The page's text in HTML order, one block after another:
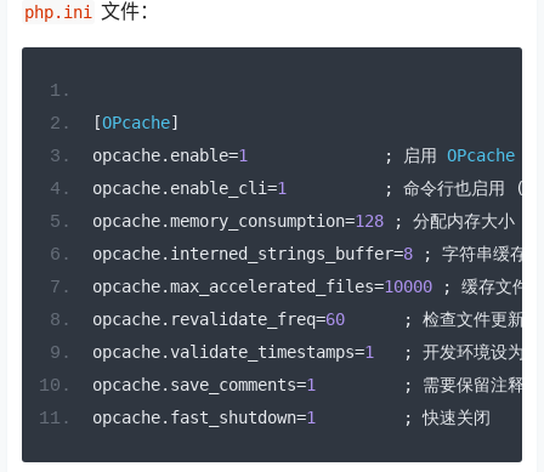
php.ini 文件：
[OPcache]
opcache. enable=1 ; 启用
OPcache
opcache. enable_cli=1 ; 命令行也启用
(
opcache.memory_consumption=128 ; 分配内存大小
opcache. interned_strings_buffer=8 ;
字符串缓存
opcache.max_accelerated_files=10000 ;
缓存文件
opcache. revalidate_freq=60 ;
检查文件更新
opcache.validate_timestamps=1 ; 开发环境设为
opcache. save_comments=1 ; 需要保留注释
opcache. fast_shutdown=1 ; 快速关闭